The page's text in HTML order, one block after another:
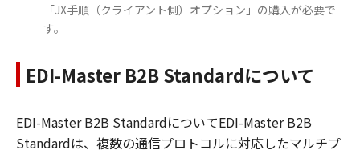
「JX手順（クライアント側）オプション」の購入が必要で
す。
EDI-Master B2B Standardについて
EDI-Master B2B StandardについてEDI-Master B2B
Standardは、複数の通信プロトコルに対応したマルチプ